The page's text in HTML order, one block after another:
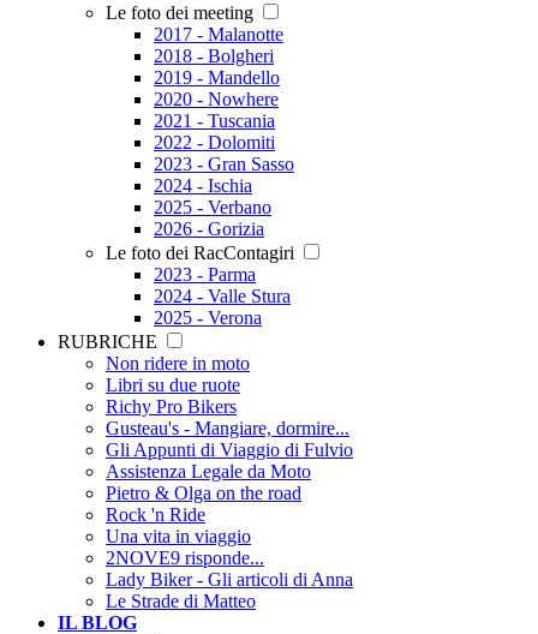
Le foto dei meeting
2017 - Malanotte
2018 - Bolgheri
2019 - Mandello
2020 - Nowhere
2021 - Tuscania
2022 - Dolomiti
2023 - Gran Sasso
2024 - Ischia
2025 - Verbano
2026 - Gorizia
Le foto dei RacContagiri
2023 - Parma
2024 - Valle Stura
2025 - Verona
RUBRICHE
Non ridere in moto
Libri su due ruote
Richy Pro Bikers
Gusteau's - Mangiare, dormire...
Gli Appunti di Viaggio di Fulvio
Assistenza Legale da Moto
Pietro & Olga on the road
Rock 'n Ride
Una vita in viaggio
2NOVE9 risponde...
Lady Biker - Gli articoli di Anna
Le Strade di Matteo
IL BLOG